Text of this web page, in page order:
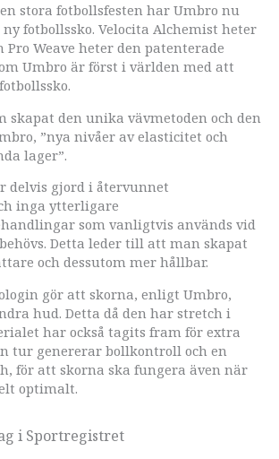
stora fotbollsfesten har Umbro nu
fotbollssko. Velocita Alchemist heter
Pro Weave heter den patenterade
Umbro är först i världen med att
skapat den unika vävmetoden och den
”nya nivåer av elasticitet och
lager”.
delvis gjord i återvunnet
inga ytterligare
som vanligtvis används vid
Detta leder till att man skapat
och dessutom mer hållbar.
gör att skorna, enligt Umbro,
hud. Detta då den har stretch i
har också tagits fram för extra
tur genererar bollkontroll och en
för att skorna ska fungera även när
optimalt.
i Sportregistret